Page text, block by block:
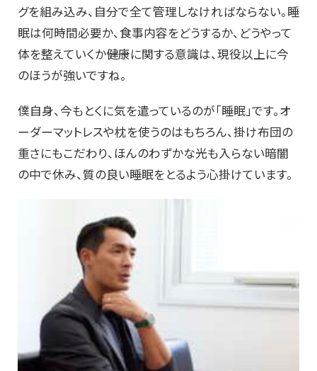
グを組み込み、自分で全て管理しなければならない。睡
眠は何時間必要か、食事内容をどうするか、どうやって
体を整えていくか――健康に関する意識は、現役以上に今
のほうが強いですね。
僕自身、今もとくに気を遣っているのが「睡眠」です。オ
ーダーマットレスや枕を使うのはもちろん、掛け布団の
重さにもこだわり、ほんのわずかな光も入らない暗闇
の中で休み、質の良い睡眠をとるよう心掛けています。